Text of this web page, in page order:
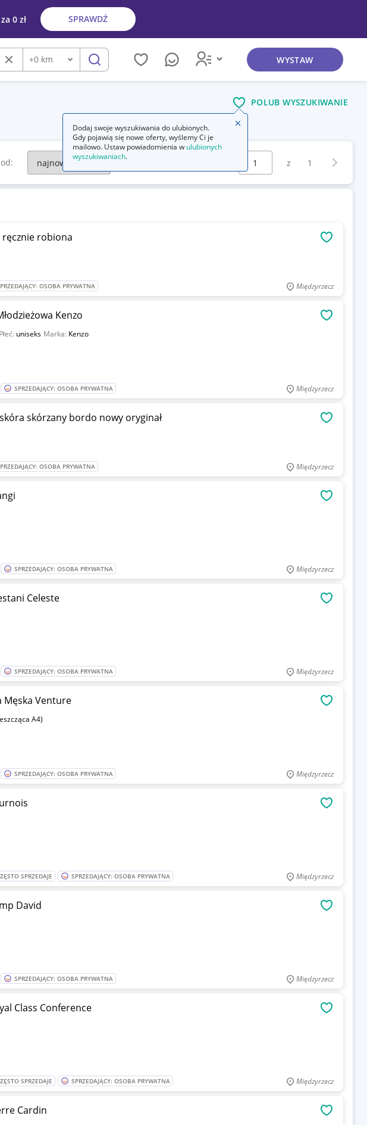
0 zł SPRAWDŹ
Wyczyść frazę
Odległość
+0 km szukaj WYSTAW
POLUB WYSZUKIWANIE
Wybierz stronę:
z 1
robiona
OSOBA PRYWATNA Międzyrzecz
Kenzo
Płeć: uniseks Marka: Kenzo
SPRZEDAJĄCY: OSOBA PRYWATNA Międzyrzecz
skórzany bordo nowy oryginał
OSOBA PRYWATNA Międzyrzecz
SPRZEDAJĄCY: OSOBA PRYWATNA Międzyrzecz
Celeste
SPRZEDAJĄCY: OSOBA PRYWATNA Międzyrzecz
Męska Venture
A4)
SPRZEDAJĄCY: OSOBA PRYWATNA Międzyrzecz
SPRZEDAJE SPRZEDAJĄCY: OSOBA PRYWATNA Międzyrzecz
David
SPRZEDAJĄCY: OSOBA PRYWATNA Międzyrzecz
Class Conference
SPRZEDAJE SPRZEDAJĄCY: OSOBA PRYWATNA Międzyrzecz
Cardin
Dodaj swoje wyszukiwania do ulubionych.
Gdy pojawią się nowe oferty, wyślemy Ci je
mailowo. Ustaw powiadomienia w ulubionych
wyszukiwaniach.
Zamknij wskazówkę